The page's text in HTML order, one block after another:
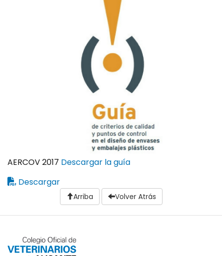
AERCOV 2017 Descargar la guía
Descargar
Arriba Volver Atrás